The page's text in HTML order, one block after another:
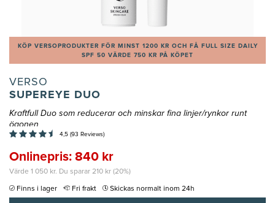
KÖP VERSOPRODUKTER FÖR MINST 1200 KR OCH FÅ FULL SIZE DAILY
SPF 50 VÄRDE 750 KR PÅ KÖPET
VERSO
SUPEREYE DUO
Kraftfull Duo som reducerar och minskar fina linjer/rynkor runt
ögonen
4,5 (93 Reviews)
Onlinepris: 840 kr
Värde 1 050 kr. Du sparar 210 kr (20%)
Finns i lager Fri frakt Skickas normalt inom 24h